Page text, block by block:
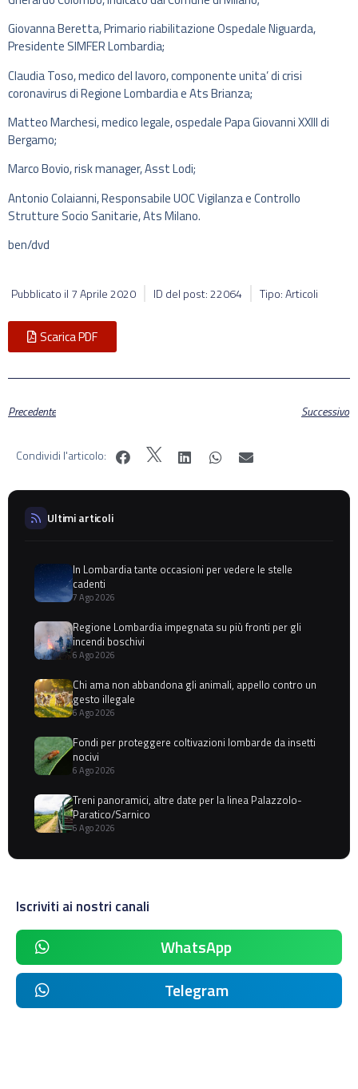
Giovanna Beretta, Primario riabilitazione Ospedale Niguarda,
Presidente SIMFER Lombardia;
Claudia Toso, medico del lavoro, componente unita’ di crisi
coronavirus di Regione Lombardia e Ats Brianza;
Matteo Marchesi, medico legale, ospedale Papa Giovanni XXIII di
Bergamo;
Marco Bovio, risk manager, Asst Lodi;
Antonio Colaianni, Responsabile UOC Vigilanza e Controllo
Strutture Socio Sanitarie, Ats Milano.
ben/dvd
Pubblicato il 7 Aprile 2020 ID del post: 22064 Tipo: Articoli
Scarica PDF
Precedente Successivo
Condividi l'articolo:
Ultimi articoli
In Lombardia tante occasioni per vedere le stelle
cadenti
7 Ago 2026
Regione Lombardia impegnata su più fronti per gli
incendi boschivi
6 Ago 2026
Chi ama non abbandona gli animali, appello contro un
gesto illegale
6 Ago 2026
Fondi per proteggere coltivazioni lombarde da insetti
nocivi
6 Ago 2026
Treni panoramici, altre date per la linea Palazzolo-
Paratico/Sarnico
6 Ago 2026
Iscriviti ai nostri canali
WhatsApp
Telegram